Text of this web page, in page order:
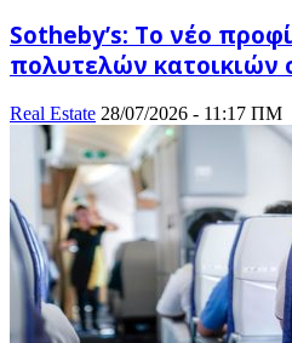
Sotheby’s: Το νέο
πολυτελών κατοικιών
Real Estate 28/07/2026 - 11:17 ΠΜ